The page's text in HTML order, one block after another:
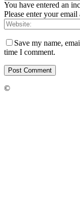
You have entered an
Please enter your email
Save my name,
time I comment.
©